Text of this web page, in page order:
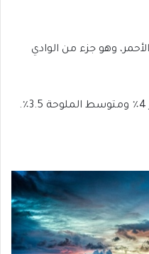
وهو جزء من الوادي